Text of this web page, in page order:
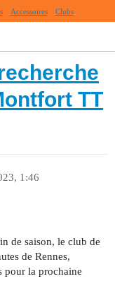
Accessoires Clubs
TT
1:46
de saison, le club de
de Rennes,
pour la prochaine